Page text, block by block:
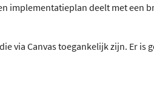
implementatieplan deelt met een
via Canvas toegankelijk zijn. Er is